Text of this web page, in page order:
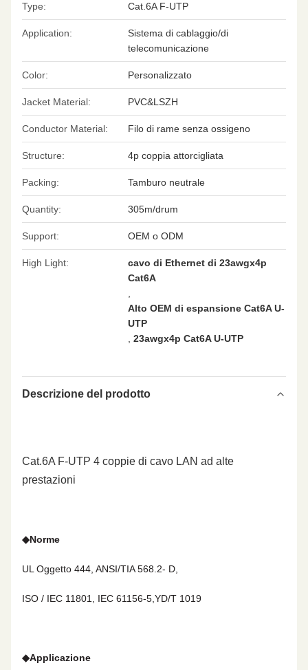
Type: Cat.6A F-UTP
Application:
Sistema di cablaggio/di
telecomunicazione
Color: Personalizzato
Jacket Material: PVC&LSZH
Conductor Material: Filo di rame senza ossigeno
Structure: 4p coppia attorcigliata
Packing: Tamburo neutrale
Quantity: 305m/drum
Support: OEM o ODM
High Light:
cavo di Ethernet di 23awgx4p
Cat6A
Alto OEM di espansione Cat6A U-
UTP
23awgx4p Cat6A U-UTP
Descrizione del prodotto
Cat.6A F-UTP 4 coppie di cavo LAN ad alte
prestazioni
◆Norme
UL Oggetto 444, ANSI/TIA 568.2- D,
ISO / IEC 11801, IEC 61156-5,YD/T 1019
◆Applicazione